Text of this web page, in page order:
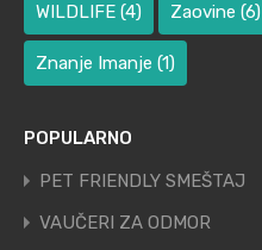
WILDLIFE (4) Zaovine (6)
Znanje Imanje (1)
POPULARNO
PET FRIENDLY SMEŠTAJ
VAUČERI ZA ODMOR